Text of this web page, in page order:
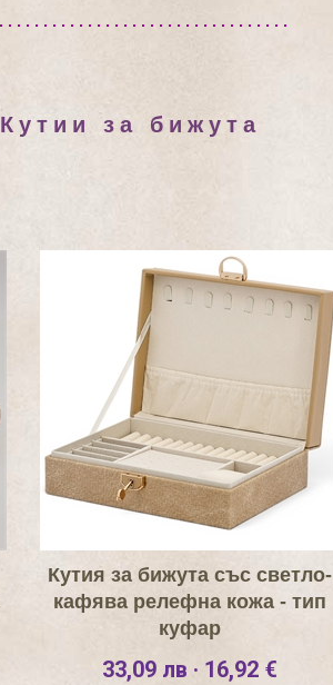
за бижута
Кутия за бижута със светло-
кафява релефна кожа - тип
куфар
33,09 лв · 16,92 €